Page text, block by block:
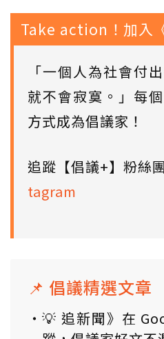
Take action！加入
「一個人為社會付
就不會寂寞。」每
方式成為倡議家！
追蹤【倡議+】粉絲
tagram
📌 倡議精選文章
💡 追新聞》在